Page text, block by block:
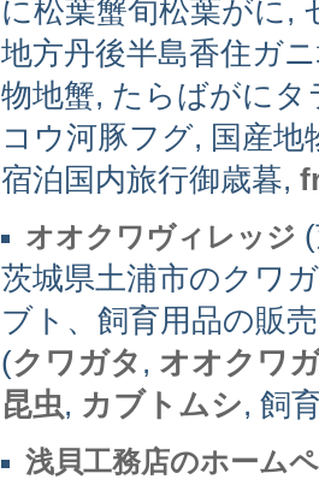
に松葉蟹旬松葉がに,
地方丹後半島香住ガ
物地蟹, たらばがにタ
コウ河豚フグ, 国産
宿泊国内旅行御歳暮,
オオクワヴィレッジ
茨城県土浦市のクワ
ブト、飼育用品の販
(クワガタ , オオクワ
昆虫, カブトムシ, 飼
浅貝工務店のホーム